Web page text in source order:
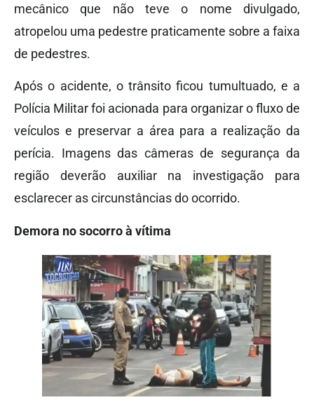
mecânico que não teve o nome divulgado,
atropelou uma pedestre praticamente sobre a faixa
de pedestres.
Após o acidente, o trânsito ficou tumultuado, e a
Polícia Militar foi acionada para organizar o fluxo de
veículos e preservar a área para a realização da
perícia. Imagens das câmeras de segurança da
região deverão auxiliar na investigação para
esclarecer as circunstâncias do ocorrido.
Demora no socorro à vítima